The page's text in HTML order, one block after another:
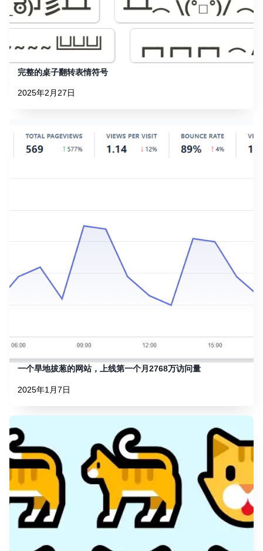
完整的桌子翻转表情符号
2025年2月27日
一个旱地拔葱的网站，上线第一个月2768万访问量
2025年1月7日